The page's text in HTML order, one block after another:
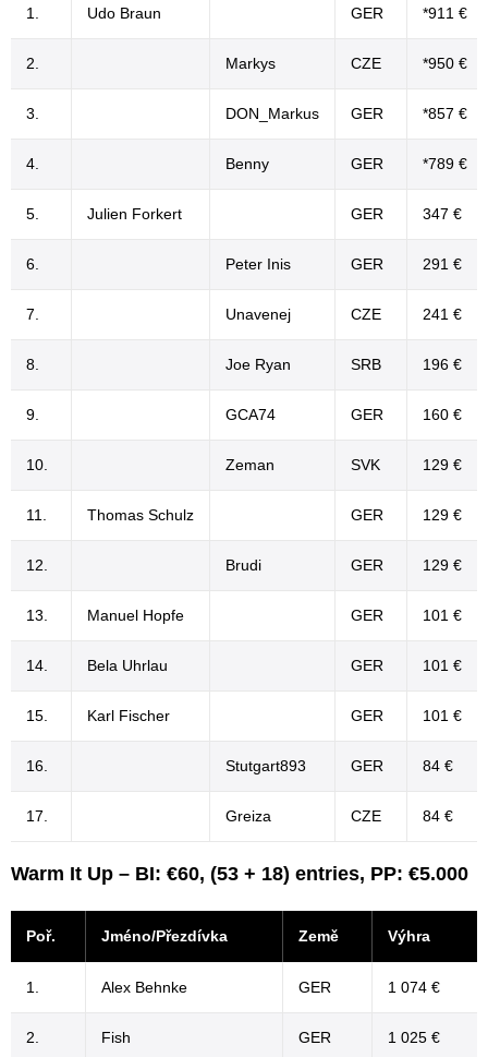
1. Udo Braun GER *911 €
2. Markys CZE *950 €
3. DON_Markus GER *857 €
4. Benny GER *789 €
5. Julien Forkert GER 347 €
6. Peter Inis GER 291 €
7. Unavenej CZE 241 €
8. Joe Ryan SRB 196 €
9. GCA74 GER 160 €
10. Zeman SVK 129 €
11. Thomas Schulz GER 129 €
12. Brudi GER 129 €
13. Manuel Hopfe GER 101 €
14. Bela Uhrlau GER 101 €
15. Karl Fischer GER 101 €
16. Stutgart893 GER 84 €
17. Greiza CZE 84 €
Warm It Up – BI: €60, (53 + 18) entries, PP: €5.000
Poř. Jméno/Přezdívka Země Výhra
1. Alex Behnke GER 1 074 €
2. Fish GER 1 025 €